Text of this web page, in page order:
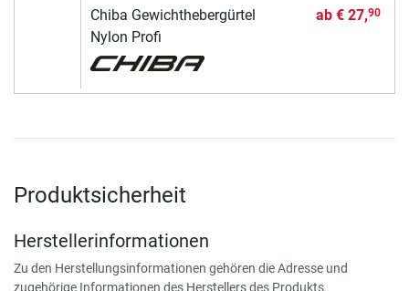
Chiba Gewichthebergürtel
Nylon Profi
ab € 27,90
Produktsicherheit
Herstellerinformationen
Zu den Herstellungsinformationen gehören die Adresse und
zugehörige Informationen des Herstellers des Produkts.